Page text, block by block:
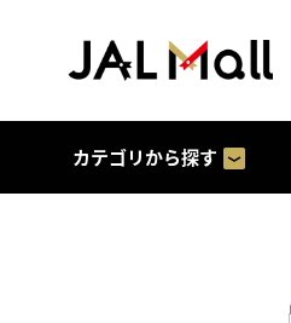
カテゴリから探す